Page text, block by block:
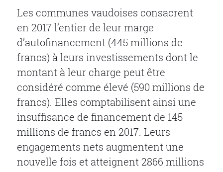
Les communes vaudoises consacrent
en 2017 l’entier de leur marge
d’autofinancement (445 millions de
francs) à leurs investissements dont le
montant à leur charge peut être
considéré comme élevé (590 millions de
francs). Elles comptabilisent ainsi une
insuffisance de financement de 145
millions de francs en 2017. Leurs
engagements nets augmentent une
nouvelle fois et atteignent 2866 millions